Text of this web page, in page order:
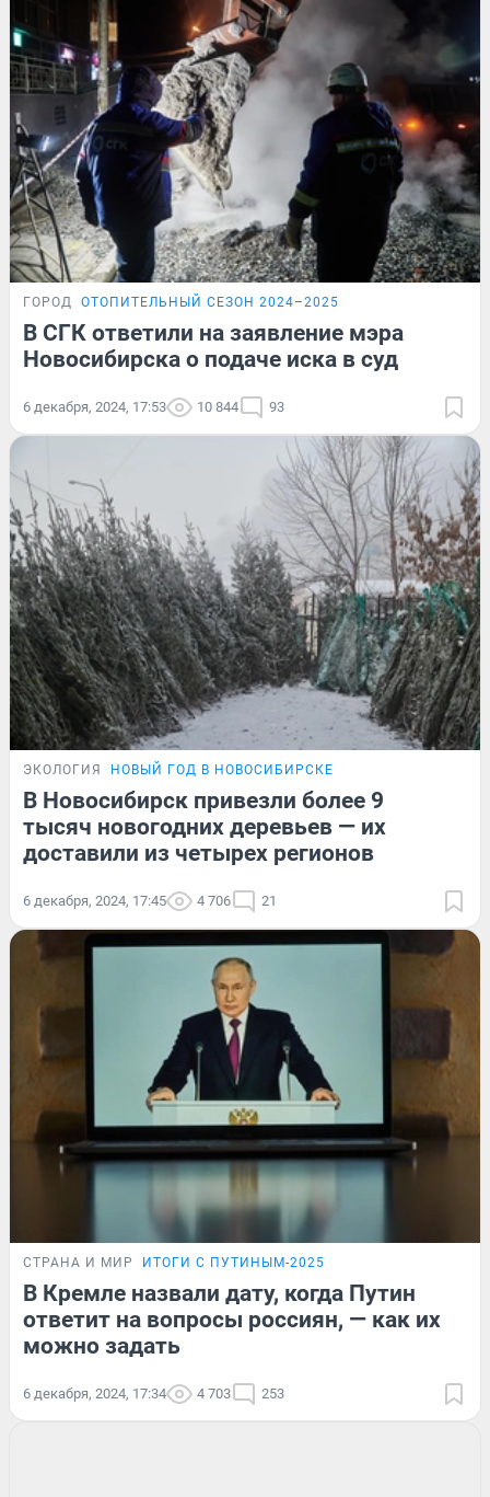
ГОРОД ОТОПИТЕЛЬНЫЙ СЕЗОН 2024–2025
В СГК ответили на заявление мэра
Новосибирска о подаче иска в суд
6 декабря, 2024, 17:53 10 844 93
ЭКОЛОГИЯ НОВЫЙ ГОД В НОВОСИБИРСКЕ
В Новосибирск привезли более 9
тысяч новогодних деревьев — их
доставили из четырех регионов
6 декабря, 2024, 17:45 4 706 21
СТРАНА И МИР ИТОГИ С ПУТИНЫМ-2025
В Кремле назвали дату, когда Путин
ответит на вопросы россиян, — как их
можно задать
6 декабря, 2024, 17:34 4 703 253